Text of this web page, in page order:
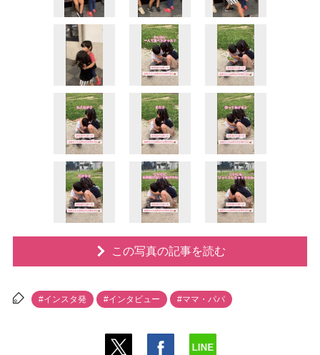
この写真の記事を読む
#インスタ発 #インタビュー #ママ・パパ